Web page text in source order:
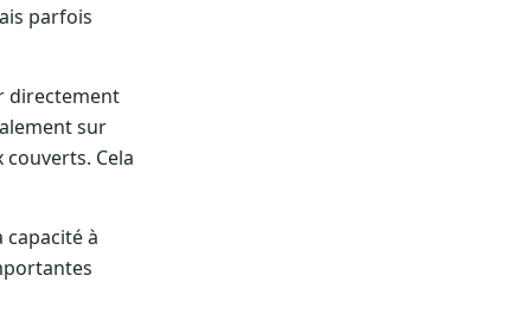
parfois
directement
sur
Cela
capacité à